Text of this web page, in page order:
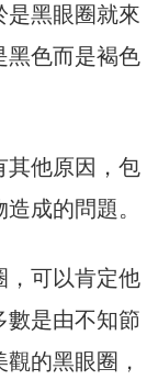
是黑眼圈就來
黑色而是褐色
其他原因，包
成的問題。
，可以肯定他
數是由不知節
的黑眼圈，